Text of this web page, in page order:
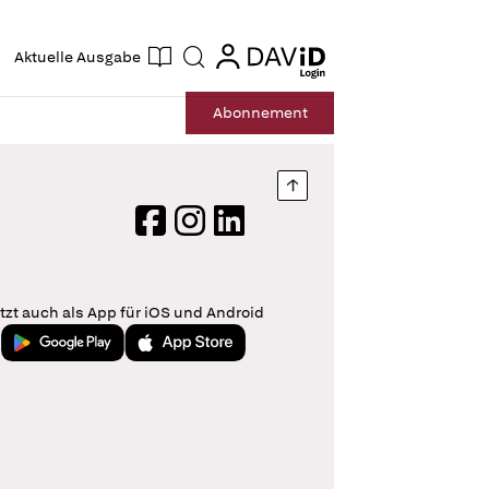
Aktuelle Ausgabe Suche login
login
Abonnement
Nach oben springen
FacebookInstagram
LinkedIn
auch als App für iOS und Android
Jetzt bei Google PlayLaden im App Store